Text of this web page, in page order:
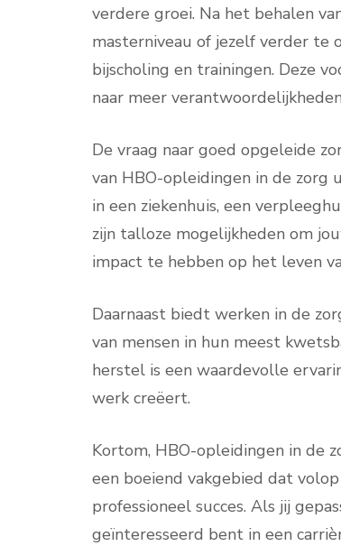
verdere groei. Na het behalen
masterniveau of jezelf verder te
bijscholing en trainingen. Deze
naar meer
De vraag naar goed opgeleide
van HBO-opleidingen in de zorg
in een ziekenhuis, een
zijn talloze mogelijkheden om
impact te hebben op het leven
Daarnaast biedt werken in de
van mensen in hun meest
herstel is een waardevolle
werk creëert.
Kortom, HBO-opleidingen in de
een boeiend vakgebied dat
professioneel succes. Als jij
geïnteresseerd bent in een